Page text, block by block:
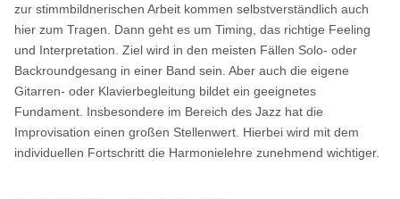
zur stimmbildnerischen Arbeit kommen selbstverständlich auch
hier zum Tragen. Dann geht es um Timing, das richtige Feeling
und Interpretation. Ziel wird in den meisten Fällen Solo- oder
Backroundgesang in einer Band sein. Aber auch die eigene
Gitarren- oder Klavierbegleitung bildet ein geeignetes
Fundament. Insbesondere im Bereich des Jazz hat die
Improvisation einen großen Stellenwert. Hierbei wird mit dem
individuellen Fortschritt die Harmonielehre zunehmend wichtiger.